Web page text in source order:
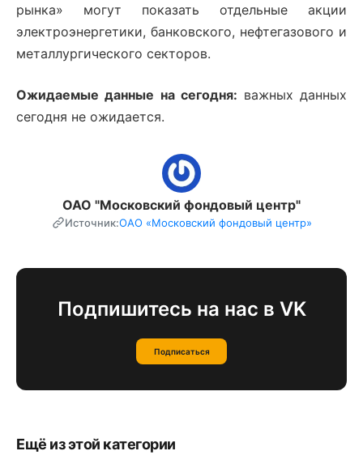
рынка» могут показать отдельные акции
электроэнергетики, банковского, нефтегазового и
металлургического секторов.
Ожидаемые данные на сегодня: важных данных
сегодня не ожидается.
ОАО "Московский фондовый центр"
Источник:ОАО «Московский фондовый центр»
Подпишитесь на нас в VK
Подписаться
Ещё из этой категории